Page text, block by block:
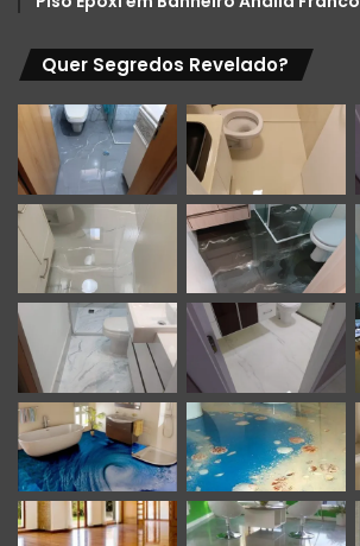
LiquidPiso
Quer Segredos Revelado?